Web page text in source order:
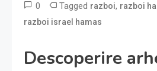
0 Tagged razboi, razboi
razboi israel hamas
Descoperire